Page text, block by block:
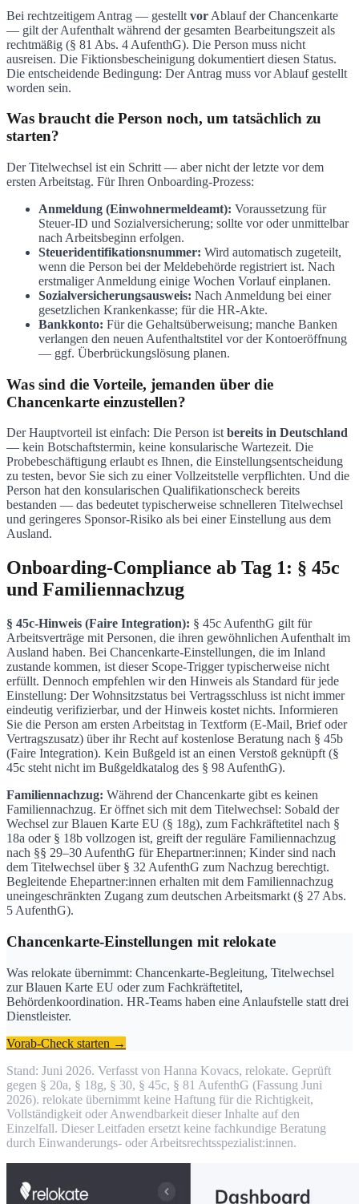
Bei rechtzeitigem Antrag — gestellt vor Ablauf der Chancenkarte
— gilt der Aufenthalt während der gesamten Bearbeitungszeit als
rechtmäßig (§ 81 Abs. 4 AufenthG). Die Person muss nicht
ausreisen. Die Fiktionsbescheinigung dokumentiert diesen Status.
Die entscheidende Bedingung: Der Antrag muss vor Ablauf gestellt
worden sein.
Was braucht die Person noch, um tatsächlich zu
starten?
Der Titelwechsel ist ein Schritt — aber nicht der letzte vor dem
ersten Arbeitstag. Für Ihren Onboarding-Prozess:
Anmeldung (Einwohnermeldeamt): Voraussetzung für
Steuer-ID und Sozialversicherung; sollte vor oder unmittelbar
nach Arbeitsbeginn erfolgen.
Steueridentifikationsnummer: Wird automatisch zugeteilt,
wenn die Person bei der Meldebehörde registriert ist. Nach
erstmaliger Anmeldung einige Wochen Vorlauf einplanen.
Sozialversicherungsausweis: Nach Anmeldung bei einer
gesetzlichen Krankenkasse; für die HR-Akte.
Bankkonto: Für die Gehaltsüberweisung; manche Banken
verlangen den neuen Aufenthaltstitel vor der Kontoeröffnung
— ggf. Überbrückungslösung planen.
Was sind die Vorteile, jemanden über die
Chancenkarte einzustellen?
Der Hauptvorteil ist einfach: Die Person istbereits in Deutschland
— kein Botschaftstermin, keine konsularische Wartezeit. Die
Probebeschäftigung erlaubt es Ihnen, die Einstellungsentscheidung
zu testen, bevor Sie sich zu einer Vollzeitstelle verpflichten. Und die
Person hat den konsularischen Qualifikationscheck bereits
bestanden — das bedeutet typischerweise schnelleren Titelwechsel
und geringeres Sponsor-Risiko als bei einer Einstellung aus dem
Ausland.
Onboarding-Compliance ab Tag 1: § 45c
und Familiennachzug
§ 45c-Hinweis (Faire Integration): § 45c AufenthG gilt für
Arbeitsverträge mit Personen, die ihren gewöhnlichen Aufenthalt im
Ausland haben. Bei Chancenkarte-Einstellungen, die im Inland
zustande kommen, ist dieser Scope-Trigger typischerweise nicht
erfüllt. Dennoch empfehlen wir den Hinweis als Standard für jede
Einstellung: Der Wohnsitzstatus bei Vertragsschluss ist nicht immer
eindeutig verifizierbar, und der Hinweis kostet nichts. Informieren
Sie die Person am ersten Arbeitstag in Textform (E-Mail, Brief oder
Vertragszusatz) über ihr Recht auf kostenlose Beratung nach § 45b
(Faire Integration). Kein Bußgeld ist an einen Verstoß geknüpft (§
45c steht nicht im Bußgeldkatalog des § 98 AufenthG).
Familiennachzug: Während der Chancenkarte gibt es keinen
Familiennachzug. Er öffnet sich mit dem Titelwechsel: Sobald der
Wechsel zur Blauen Karte EU (§ 18g), zum Fachkräftetitel nach §
18a oder § 18b vollzogen ist, greift der reguläre Familiennachzug
nach §§ 29–30 AufenthG für Ehepartner:innen; Kinder sind nach
dem Titelwechsel über § 32 AufenthG zum Nachzug berechtigt.
Begleitende Ehepartner:innen erhalten mit dem Familiennachzug
uneingeschränkten Zugang zum deutschen Arbeitsmarkt (§ 27 Abs.
5 AufenthG).
Chancenkarte-Einstellungen mit relokate
Was relokate übernimmt: Chancenkarte-Begleitung, Titelwechsel
zur Blauen Karte EU oder zum Fachkräftetitel,
Behördenkoordination. HR-Teams haben eine Anlaufstelle statt drei
Dienstleister.
Vorab-Check starten →
Stand: Juni 2026. Verfasst von Hanna Kovacs, relokate. Geprüft
gegen § 20a, § 18g, § 30, § 45c, § 81 AufenthG (Fassung Juni
2026). relokate übernimmt keine Haftung für die Richtigkeit,
Vollständigkeit oder Anwendbarkeit dieser Inhalte auf den
Einzelfall. Dieser Leitfaden ersetzt keine fachkundige Beratung
durch Einwanderungs- oder Arbeitsrechtsspezialist:innen.